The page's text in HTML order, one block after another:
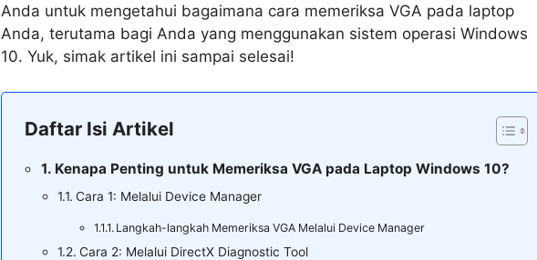
Anda untuk mengetahui bagaimana cara memeriksa VGA pada laptop
Anda, terutama bagi Anda yang menggunakan sistem operasi Windows
10. Yuk, simak artikel ini sampai selesai!
Daftar Isi Artikel
Kenapa Penting untuk Memeriksa VGA pada Laptop Windows 10?
Cara 1: Melalui Device Manager
Langkah-langkah Memeriksa VGA Melalui Device Manager
Cara 2: Melalui DirectX Diagnostic Tool